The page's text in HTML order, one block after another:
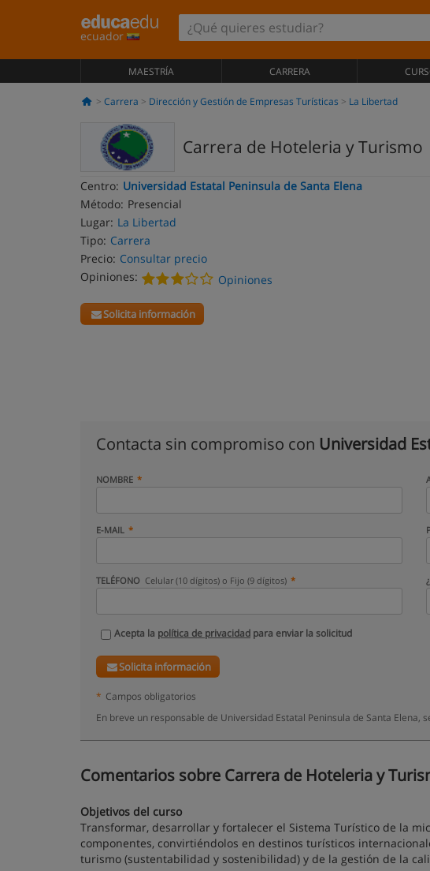
ecuador
MAESTRÍA CARRERA
Carrera Dirección y Gestión de Empresas Turísticas La Libertad
Carrera de Hoteleria y Turismo
Centro: Universidad Estatal Peninsula de Santa Elena
Método: Presencial
Lugar: La Libertad
Tipo: Carrera
Precio: Consultar precio
Opiniones:
Opiniones
Solicita información
Contacta sin compromiso con Universidad
NOMBRE
E-MAIL
TELÉFONO Celular (10 dígitos) o Fijo (9 dígitos)
Acepta la política de privacidad para enviar la solicitud
Solicita información
* Campos obligatorios
En breve un responsable de Universidad Estatal Peninsula de Santa
Comentarios sobre Carrera de Hoteleria y
Objetivos del curso
Transformar, desarrollar y fortalecer el Sistema Turístico de la
componentes, convirtiéndolos en destinos turísticos
turismo (sustentabilidad y sostenibilidad) y de la gestión de la